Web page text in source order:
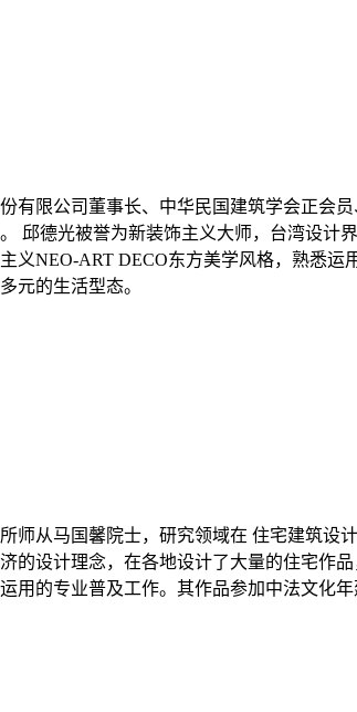
有限公司董事长、中华民国建筑学会正会
邱德光被誉为新装饰主义大师，台湾设计
NEO-ART DECO东方美学风格，熟悉
元的生活型态。
从马国馨院士，研究领域在 住宅建筑设
设计理念，在各地设计了大量的住宅作
的专业普及工作。其作品参加中法文化年